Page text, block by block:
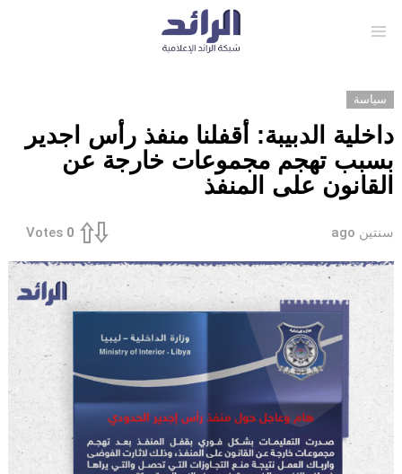
سياسة
داخلية الدبيبة: أقفلنا منفذ رأس اجدير
بسبب تهجم مجموعات خارجة عن
القانون على المنفذ
سنتين ago 0
Votes